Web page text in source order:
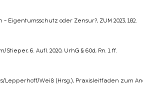
Eigentumsschutz oder Zensur?, ZUM 2023, 182.
6. Aufl. 2020, UrhG § 60d, Rn. 1 ff.
Lepperhoff/Weiß (Hrsg.), Praxisleitfaden zum